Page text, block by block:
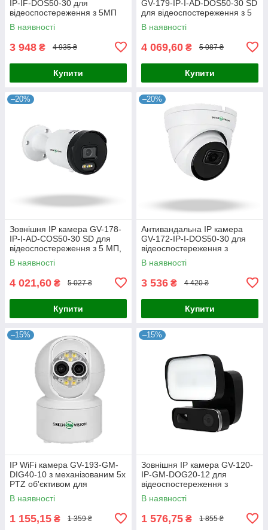
IP-IF-DOS50-30 для
відеоспостереження з 5МП
матрицею та високим рівнем
захисту IP67
В наявності
3 948 ₴ 4 935 ₴
Купити
GV-179-IP-I-AD-DOS50-30 SD
для відеоспостереження з 5
МП, двостороннім зв'язком та
розумним виявленням
В наявності
4 069,60 ₴ 5 087 ₴
Купити
–20%
Зовнішня IP камера GV-178-
IP-I-AD-COS50-30 SD для
відеоспостереження з 5 МП,
розумним виявленням руху
та всепогодним захистом
В наявності
4 021,60 ₴ 5 027 ₴
Купити
–20%
Антивандальна IP камера
GV-172-IP-I-DOS50-30 для
відеоспостереження з
високою якістю зображення 5
МП та всепогодним захистом
В наявності
3 536 ₴ 4 420 ₴
Купити
–15%
IP WiFi камера GV-193-GM-
DIG40-10 з механізованим 5х
PTZ об'єктивом для
відеоспостереження за
домом та контролю руху
В наявності
1 155,15 ₴ 1 359 ₴
–15%
Зовнішня IP камера GV-120-
IP-GM-DOG20-12 для
відеоспостереження з
роздільною здатністю 1080p,
датчиком руху та
В наявності
1 576,75 ₴ 1 855 ₴